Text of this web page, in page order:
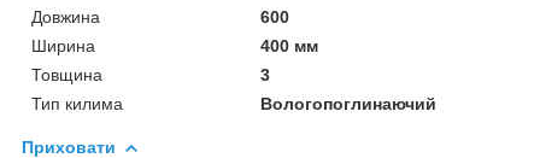
Довжина
600
Ширина
400 мм
Товщина
3
Тип килима
Вологопоглинаючий
Приховати